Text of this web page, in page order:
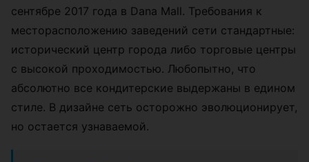
сентябре 2017 года в Dana Mall. Требования к
месторасположению заведений сети стандартные:
исторический центр города либо торговые центры
с высокой проходимостью. Любопытно, что
абсолютно все кондитерские выдержаны в едином
стиле. В дизайне сеть осторожно эволюционирует,
но остается узнаваемой.